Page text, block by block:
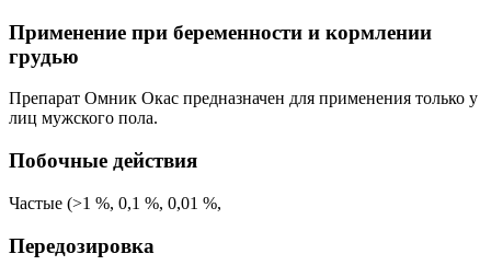
Применение при беременности и кормлении
грудью
Препарат Омник Окас предназначен для применения только у
лиц мужского пола.
Побочные действия
Частые (>1 %, 0,1 %, 0,01 %,
Передозировка